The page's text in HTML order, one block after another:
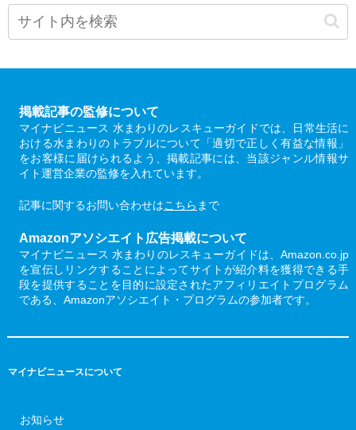
掲載記事の監修について
マイナビニュース 水まわりのレスキューガイドでは、日常生活に
おける水まわりのトラブルについて「適切で正しく有益な情報」
をお客様に届けられるよう、掲載記事には、当該ジャンル情報サ
イト運営企業の監修を入れています。
記事に関するお問い合わせはこちら まで
Amazonアソシエイト広告掲載について
マイナビニュース 水まわりのレスキューガイドは、Amazon.co.jp
を宣伝しリンクすることによってサイトが紹介料を獲得できる手
段を提供することを目的に設定されたアフィリエイトプログラム
である、Amazonアソシエイト・プログラムの参加者です。
マイナビニュースについて
お知らせ